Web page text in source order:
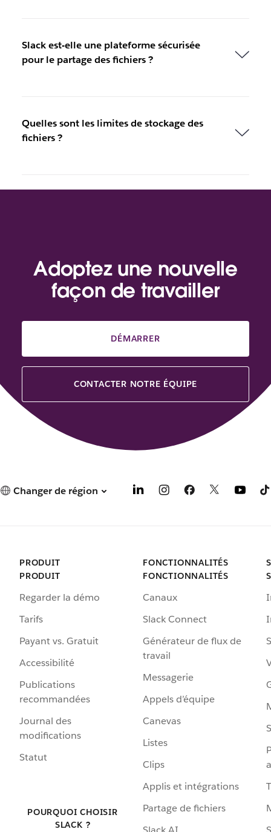
Slack est-elle une plateforme sécurisée
pour le partage des fichiers ?
Quelles sont les limites de stockage des
fichiers ?
Adoptez une nouvelle
façon de travailler
DÉMARRER
CONTACTER NOTRE ÉQUIPE
Changer de région
PRODUIT
PRODUIT
Regarder la démo
Tarifs
Payant vs. Gratuit
Accessibilité
Publications
recommandées
Journal des
modifications
Statut
POURQUOI CHOISIR
SLACK ?
FONCTIONNALITÉS
FONCTIONNALITÉS
Canaux
Slack Connect
Générateur de flux de
travail
Messagerie
Appels d’équipe
Canevas
Listes
Clips
Applis et intégrations
Partage de fichiers